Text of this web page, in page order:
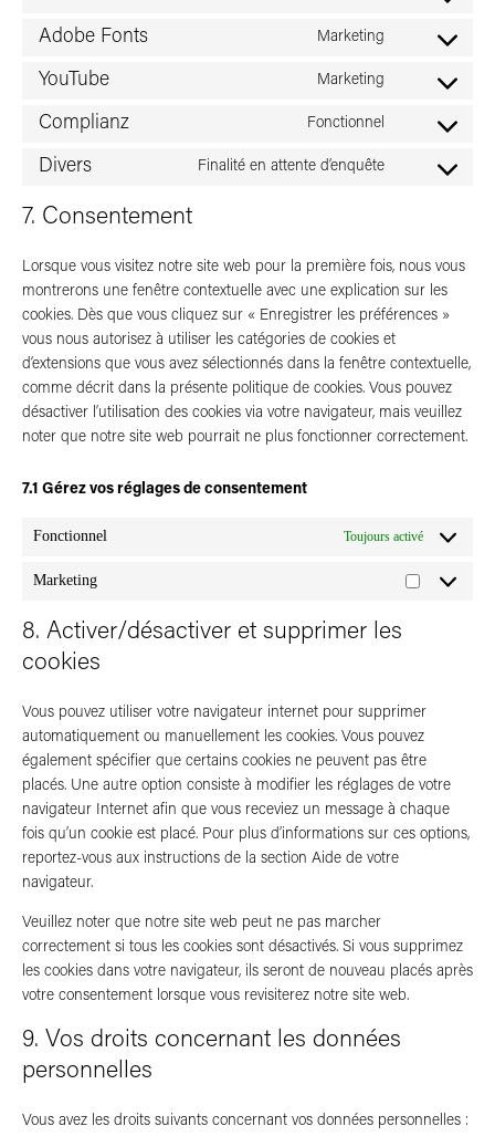
google-
service
Adobe Fonts Marketing
Consent
service
YouTube Marketing
Consent
service
Complianz Fonctionnel
Consent
service
Divers Finalité en attente d’enquête
Consent
7. Consentement
Lorsque vous visitez notre site web pour la première fois, nous vous
montrerons une fenêtre contextuelle avec une explication sur les
cookies. Dès que vous cliquez sur « Enregistrer les préférences »
vous nous autorisez à utiliser les catégories de cookies et
d’extensions que vous avez sélectionnés dans la fenêtre contextuelle,
comme décrit dans la présente politique de cookies. Vous pouvez
désactiver l’utilisation des cookies via votre navigateur, mais veuillez
noter que notre site web pourrait ne plus fonctionner correctement.
7.1 Gérez vos réglages de consentement
Fonctionnel Toujours activé
Marketing Marketing
8. Activer/désactiver et supprimer les
cookies
Vous pouvez utiliser votre navigateur internet pour supprimer
automatiquement ou manuellement les cookies. Vous pouvez
également spécifier que certains cookies ne peuvent pas être
placés. Une autre option consiste à modifier les réglages de votre
navigateur Internet afin que vous receviez un message à chaque
fois qu’un cookie est placé. Pour plus d’informations sur ces options,
reportez-vous aux instructions de la section Aide de votre
navigateur.
Veuillez noter que notre site web peut ne pas marcher
correctement si tous les cookies sont désactivés. Si vous supprimez
les cookies dans votre navigateur, ils seront de nouveau placés après
votre consentement lorsque vous revisiterez notre site web.
9. Vos droits concernant les données
personnelles
Vous avez les droits suivants concernant vos données personnelles :